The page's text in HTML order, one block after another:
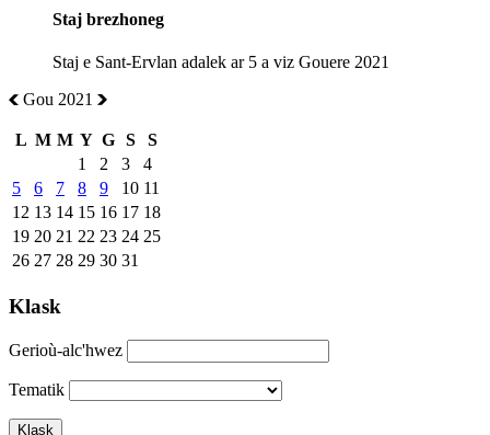
Staj brezhoneg
Staj e Sant-Ervlan adalek ar 5 a viz Gouere 2021
Gou 2021
L M M Y G S
S
1
2 3
4
5
6 7 8 9 10 11
12 13 14 15 16 17 18
19 20 21 22 23 24 25
26 27 28 29 30 31
Klask
Gerioù-alc'hwez
Tematik